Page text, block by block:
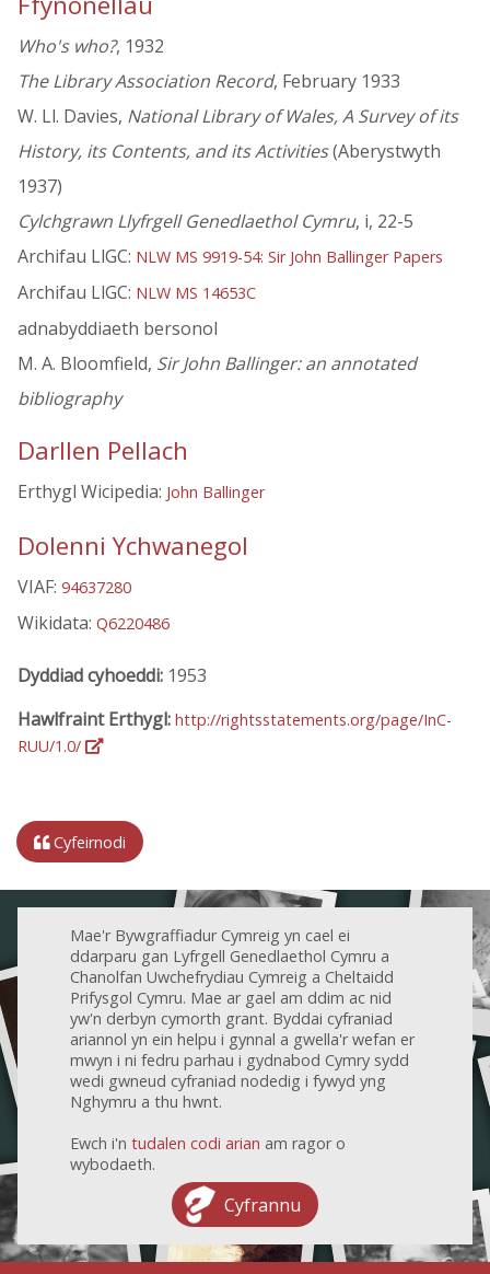
Who's who?, 1932
The Library Association Record, February 1933
W. Ll. Davies, National Library of Wales, A Survey of its
History, its Contents, and its Activities(Aberystwyth
1937)
Cylchgrawn Llyfrgell Genedlaethol Cymru, i, 22-5
Archifau LlGC: NLW MS 9919-54: Sir John Ballinger Papers
Archifau LlGC: NLW MS 14653C
adnabyddiaeth bersonol
M. A. Bloomfield, Sir John Ballinger: an annotated
bibliography
Darllen Pellach
Erthygl Wicipedia: John Ballinger
Dolenni Ychwanegol
VIAF: 94637280
Wikidata: Q6220486
Dyddiad cyhoeddi: 1953
Hawlfraint Erthygl: http://rightsstatements.org/page/InC-
RUU/1.0/
Cyfeirnodi
Mae'r Bywgraffiadur Cymreig yn cael ei
ddarparu gan Lyfrgell Genedlaethol Cymru a
Chanolfan Uwchefrydiau Cymreig a Cheltaidd
Prifysgol Cymru. Mae ar gael am ddim ac nid
yw'n derbyn cymorth grant. Byddai cyfraniad
ariannol yn ein helpu i gynnal a gwella'r wefan er
mwyn i ni fedru parhau i gydnabod Cymry sydd
wedi gwneud cyfraniad nodedig i fywyd yng
Nghymru a thu hwnt.
Ewch i'n tudalen codi arian am ragor o
wybodaeth.
Cyfrannu